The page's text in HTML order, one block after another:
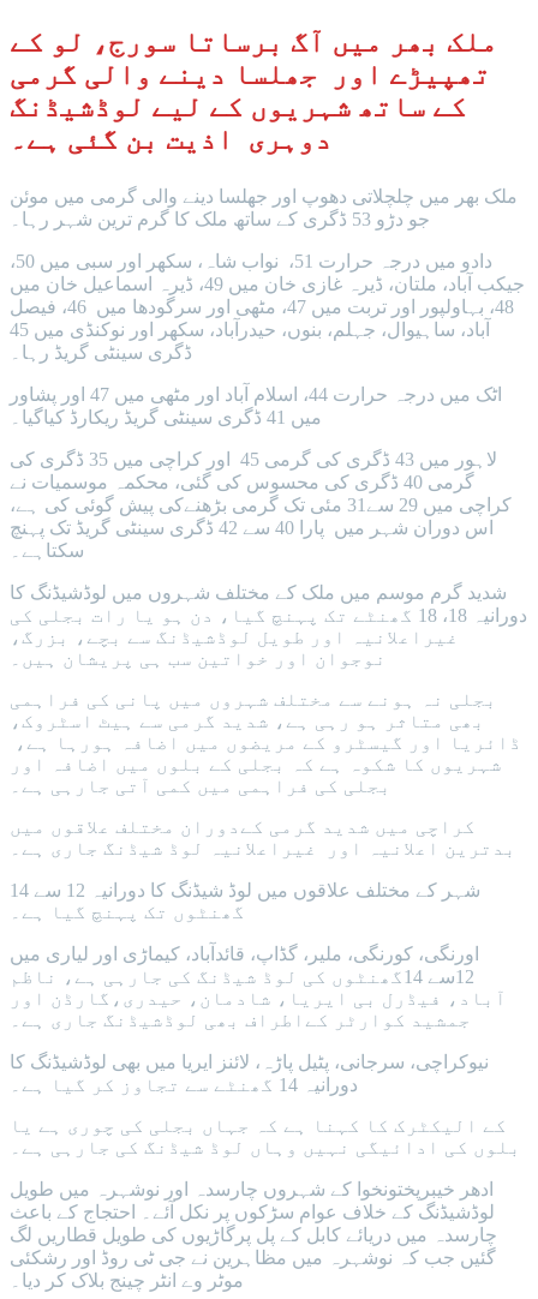
ملک بھر میں آگ برساتا سورج، لو کے
تھپیڑے اور جھلسا دینے والی گرمی
کے ساتھ شہریوں کے لیے لوڈشیڈنگ
ملک بھر میں چلچلاتی دھوپ اور جھلسا دینے والی گرمی میں موئن
دادو میں درجہ حرارت 51، نواب شاہ، سکھر اور سبی میں 50،
جیکب آباد، ملتان، ڈیرہ غازی خان میں 49، ڈیرہ اسماعیل خان میں
48، بہاولپور اور تربت میں 47، مٹھی اور سرگودھا میں 46، فیصل
آباد، ساہیوال، جہلم، بنوں، حیدرآباد، سکھر اور نوکنڈی میں 45
اٹک میں درجہ حرارت 44، اسلام آباد اور مٹھی میں 47 اور پشاور
میں 41 ڈگری سینٹی گریڈ ریکارڈ کیاگیا۔
لاہور میں 43 ڈگری کی گرمی 45 اور کراچی میں 35 ڈگری کی
گرمی 40 ڈگری کی محسوس کی گئی، محکمہ موسمیات نے
کراچی میں 29 سے31 مئی تک گرمی بڑھنےکی پیش گوئی کی ہے،
اس دوران شہر میں پارا 40 سے 42 ڈگری سینٹی گریڈ تک پہنچ
سکتاہے۔
شدید گرم موسم میں ملک کے مختلف شہروں میں لوڈشیڈنگ کا
دورانیہ 18، 18 گھنٹے تک پہنچ گیا، دن ہو یا رات بجلی کی
غیراعلانیہ اور طویل لوڈشیڈنگ سے بچے، بزرگ،
بجلی نہ ہونے سے مختلف شہروں میں پانی کی فراہمی
بھی متاثر ہو رہی ہے، شدید گرمی سے ہیٹ اسٹروک،
ڈائریا اور گیسٹرو کے مریضوں میں اضافہ ہورہا ہے،
شہریوں کا شکوہ ہے کہ بجلی کے بلوں میں اضافہ اور
بجلی کی فراہمی میں کمی آتی جارہی ہے۔
کراچی میں شدید گرمی کےدوران مختلف علاقوں میں
بدترین اعلانیہ اور غیراعلانیہ لوڈ شیڈنگ جاری ہے۔
شہر کے مختلف علاقوں میں لوڈ شیڈنگ کا دورانیہ 12 سے 14
گھنٹوں تک پہنچ گیا ہے۔
اورنگی، کورنگی، ملیر، گڈاپ، قائدآباد، کیماڑی اور لیاری میں
12سے 14گھنٹوں کی لوڈ شیڈنگ کی جارہی ہے، ناظم
آباد، فیڈرل بی ایریا، شادمان، حیدری،گارڈن اور
جمشید کوارٹر کےاطراف بھی لوڈشیڈنگ جاری ہے۔
نیوکراچی، سرجانی، پٹیل پاڑہ، لائنز ایریا میں بھی لوڈشیڈنگ کا
دورانیہ 14 گھنٹے سے تجاوز کر گیا ہے۔
کے الیکٹرک کا کہنا ہے کہ جہاں بجلی کی چوری ہے یا
بلوں کی ادائیگی نہیں وہاں لوڈ شیڈنگ کی جارہی ہے۔
ادھر خیبرپختونخوا کے شہروں چارسدہ اور نوشہرہ میں طویل
لوڈشیڈنگ کے خلاف عوام سڑکوں پر نکل آئے۔ احتجاج کے باعث
چارسدہ میں دریائے کابل کے پل پرگاڑیوں کی طویل قطاریں لگ
گئیں جب کہ نوشہرہ میں مظاہرین نے جی ٹی روڈ اور رشکئی
موٹر وے انٹر چینج بلاک کر دیا۔